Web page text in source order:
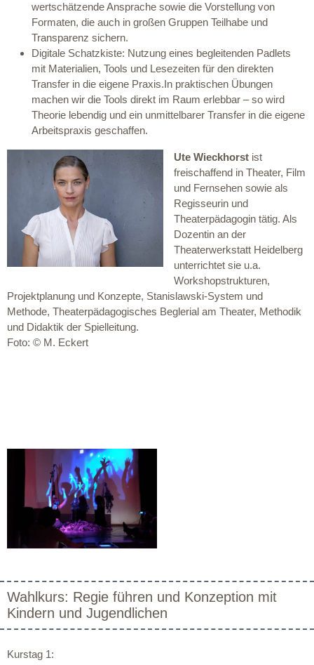
wertschätzende Ansprache sowie die Vorstellung von
Formaten, die auch in großen Gruppen Teilhabe und
Transparenz sichern.
Digitale Schatzkiste: Nutzung eines begleitenden Padlets
mit Materialien, Tools und Lesezeiten für den direkten
Transfer in die eigene Praxis.In praktischen Übungen
machen wir die Tools direkt im Raum erlebbar – so wird
Theorie lebendig und ein unmittelbarer Transfer in die eigene
Arbeitspraxis geschaffen.
Ute Wieckhorst ist
freischaffend in Theater, Film
und Fernsehen sowie als
Regisseurin und
Theaterpädagogin tätig. Als
Dozentin an der
Theaterwerkstatt Heidelberg
unterrichtet sie u.a.
Workshopstrukturen,
Projektplanung und Konzepte, Stanislawski-System und
Methode, Theaterpädagogisches Beglerial am Theater, Methodik
und Didaktik der Spielleitung.
Foto: © M. Eckert
Wahlkurs: Regie führen und Konzeption mit
Kindern und Jugendlichen
Kurstag 1: